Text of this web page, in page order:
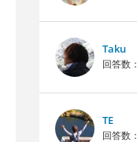
Taku
回答数：
TE
回答数：